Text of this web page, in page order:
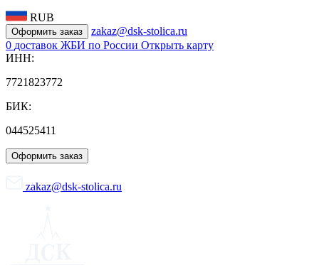
RUB
Оформить заказ
zakaz@dsk-stolica.ru
0 доставок ЖБИ по России Открыть карту
ИНН:
7721823772
БИК:
044525411
Оформить заказ
zakaz@dsk-stolica.ru